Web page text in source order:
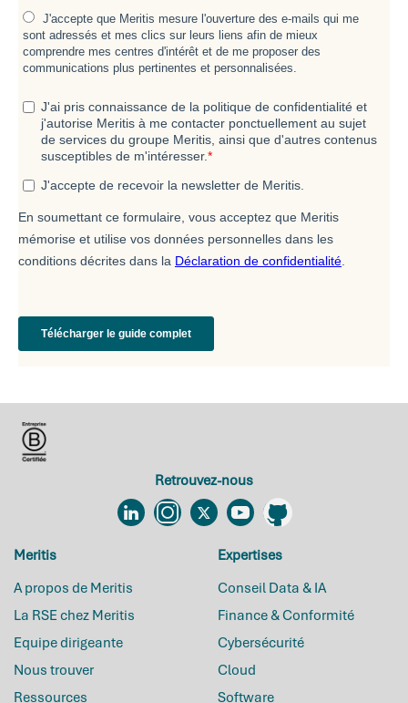
Retrouvez-nous
LinkedinInstagram
TwitterYouTubeGithub
Meritis
A propos de Meritis
La RSE chez Meritis
Equipe dirigeante
Nous trouver
Ressources
Expertises
Conseil Data & IA
Finance & Conformité
Cybersécurité
Cloud
Software